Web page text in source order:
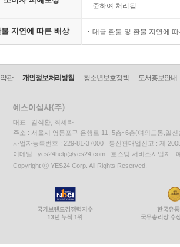
준하여 처리됨
불 지연에 따른 배상 대금 환불 및 환불 지연에
관 개인정보처리방침 청소년보호정책 도서홍보안내
대표 : 김석환, 최세라
주소 : 서울시 영등포구 은행로 11, 5층~6층(여의도동,일신
사업자등록번호 : 229-81-37000 통신판매업신고 : 제
이메일 : yes24help@yes24.com 호스팅 서비스사업자 :
Copyright ⓒ YES24 Corp. All Rights Reserved.